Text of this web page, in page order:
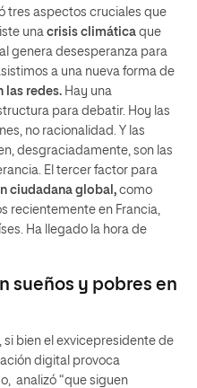
tres aspectos cruciales que
una crisis climática que
genera desesperanza para
a una nueva forma de
las redes. Hay una
para debatir. Hoy las
no racionalidad. Y las
desgraciadamente, son las
El tercer factor para
ciudadana global, como
recientemente en Francia,
Ha llegado la hora de
sueños y pobres en
si bien el exvicepresidente de
digital provoca
analizó “que siguen